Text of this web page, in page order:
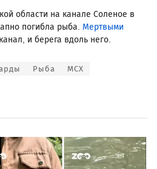
области на канале Соленое в
погибла рыба. Мертвыми
и берега вдоль него.
Рыба МСХ